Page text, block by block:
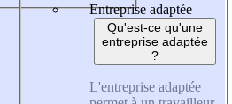
Entreprise adaptée
Qu'est-ce qu'une
entreprise adaptée
?
L'entreprise adaptée